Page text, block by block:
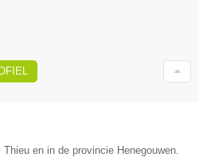
en in de provincie Henegouwen.